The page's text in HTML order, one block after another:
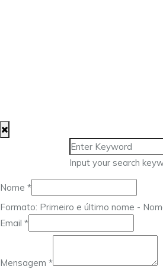
Input your search
Nome *
Formato: Primeiro e último nome -
Email *
Email
Mensagem *